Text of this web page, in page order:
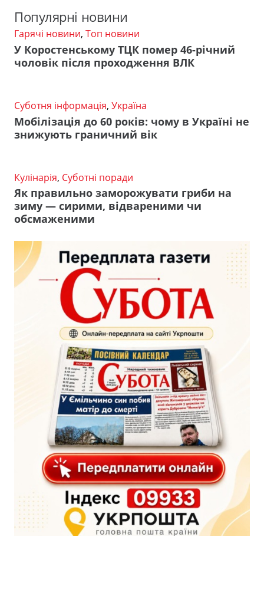
Популярні новини
Гарячі новини, Топ новини
У Коростенському ТЦК помер 46-річний
чоловік після проходження ВЛК
Суботня інформація, Україна
Мобілізація до 60 років: чому в Україні не
знижують граничний вік
Кулінарія, Суботні поради
Як правильно заморожувати гриби на
зиму — сирими, відвареними чи
обсмаженими